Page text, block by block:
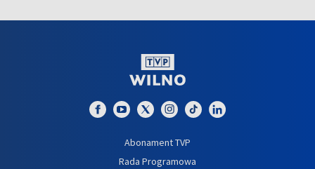
Abonament TVP
Rada Programowa